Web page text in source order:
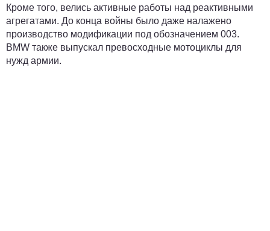
Кроме того, велись активные работы над реактивными
агрегатами. До конца войны было даже налажено
производство модификации под обозначением 003.
BMW также выпускал превосходные мотоциклы для
нужд армии.